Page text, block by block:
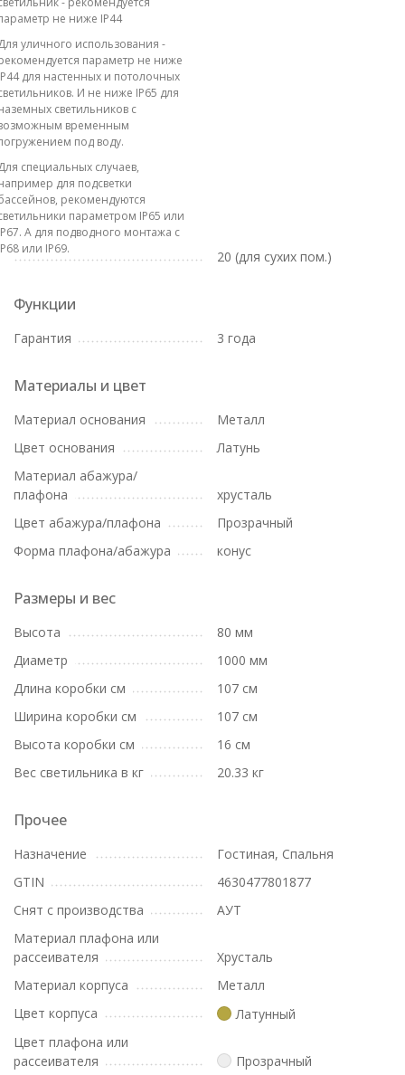
не ниже IP44
уличного использования -
параметр не ниже
для настенных и потолочных
И не ниже IP65 для
светильников с
временным
под воду.
специальных случаев,
для подсветки
рекомендуются
параметром IP65 или
А для подводного монтажа с
или IP69.
20 (для сухих пом.)
Функции
Гарантия 3 года
Материалы и цвет
Материал основания
Металл
Цвет основания
Латунь
Материал абажура/
плафона
хрусталь
Цвет абажура/плафона
Прозрачный
Форма плафона/абажура
конус
Размеры и вес
Высота
80 мм
Диаметр
1000 мм
Длина коробки см
107 см
Ширина коробки см
107 см
Высота коробки см
16 см
Вес светильника в кг
20.33 кг
Прочее
Назначение
Гостиная, Спальня
GTIN
4630477801877
Снят с производства
АУТ
Материал плафона или
рассеивателя
Хрусталь
Материал корпуса
Металл
Цвет корпуса
Латунный
Цвет плафона или
рассеивателя
Прозрачный